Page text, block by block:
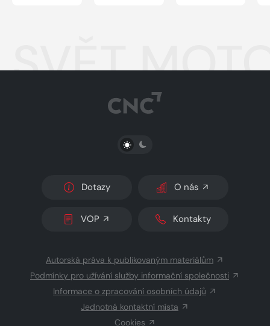
SVĚT
PŘEPNOUT SVĚTLÝ/TMAVÝ REŽIM
Dotazy O nás
VOP Kontakty
Autorská práva k publikovaným materiálům
Podmínky pro užívání služby informační společnosti
Informace o zpracování osobních údajů
Jednotná kontaktní místa
Cookies